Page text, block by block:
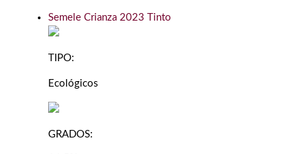
Semele Crianza 2023 Tinto
TIPO:
Ecológicos
GRADOS: